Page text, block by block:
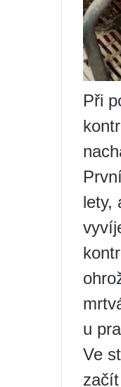
Při
lety,
u
Ve